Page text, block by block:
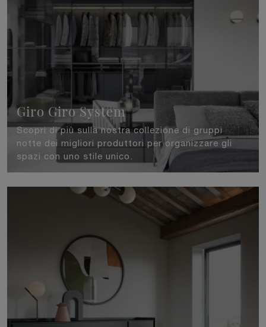
Giro Giro System
Scopri di più sulla nostra collezione di gruppi
notte dei migliori produttori per organizzare gli
spazi con uno stile unico.